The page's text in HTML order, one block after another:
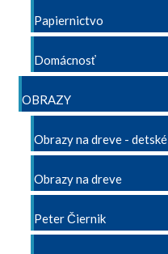
Papiernictvo
Domácnosť
OBRAZY
Obrazy na dreve - detské
Obrazy na dreve
Peter Čiernik